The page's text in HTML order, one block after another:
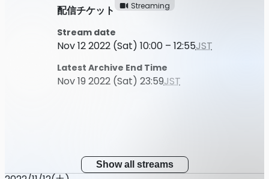
配信チケット
Streaming
Stream date
Nov 12 2022 (Sat) 10:00 – 12:55JST
Latest Archive End Time
Nov 19 2022 (Sat) 23:59JST
Show all streams